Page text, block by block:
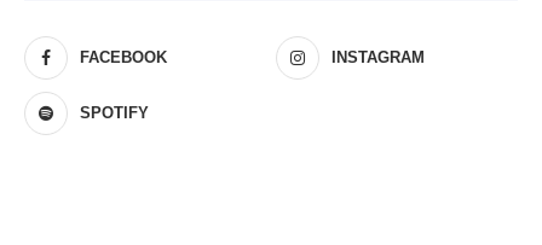
FACEBOOK INSTAGRAM
SPOTIFY